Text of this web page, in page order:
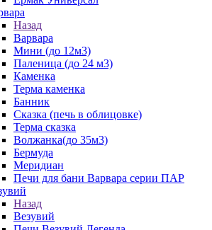
Назад
Варвара
Мини (до 12м3)
Паленица (до 24 м3)
Каменка
Терма каменка
Банник
Сказка (печь в облицовке)
Терма сказка
Волжанка(до 35м3)
Бермуда
Меридиан
Печи для бани Варвара серии ПАР
Назад
Везувий